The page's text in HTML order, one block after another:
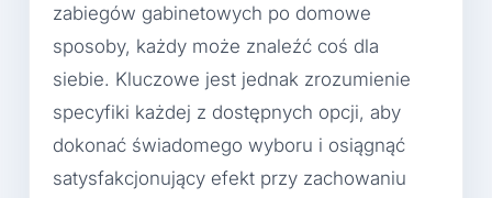
zabiegów gabinetowych po domowe
sposoby, każdy może znaleźć coś dla
siebie. Kluczowe jest jednak zrozumienie
specyfiki każdej z dostępnych opcji, aby
dokonać świadomego wyboru i osiągnąć
satysfakcjonujący efekt przy zachowaniu